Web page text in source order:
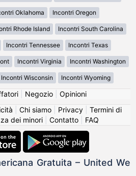
Oklahoma Incontri Oregon
Rhode Island Incontri South Carolina
Incontri Tennessee Incontri Texas
Incontri Virginia Incontri Washington
Incontri Wisconsin Incontri Wyoming
| Negozio| Opinioni
Chi siamo| Privacy| Termini di
dei minori| Contatto| FAQ
Gratuita – United We